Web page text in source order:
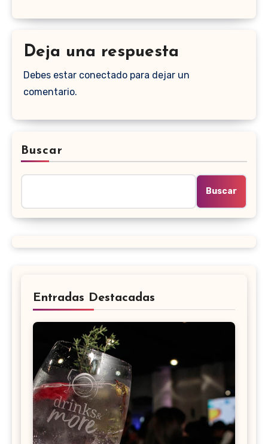
Deja una respuesta
Debes estar conectado para dejar un
comentario.
Buscar
Buscar
Entradas Destacadas